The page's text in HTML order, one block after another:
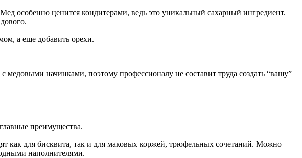
особенно ценится кондитерами, ведь это уникальный сахарный ингредиент.
а еще добавить орехи.
начинками, поэтому профессионалу не составит труда создать “вашу”
преимущества.
как для бисквита, так и для маковых коржей, трюфельных сочетаний. Можно
наполнителями.